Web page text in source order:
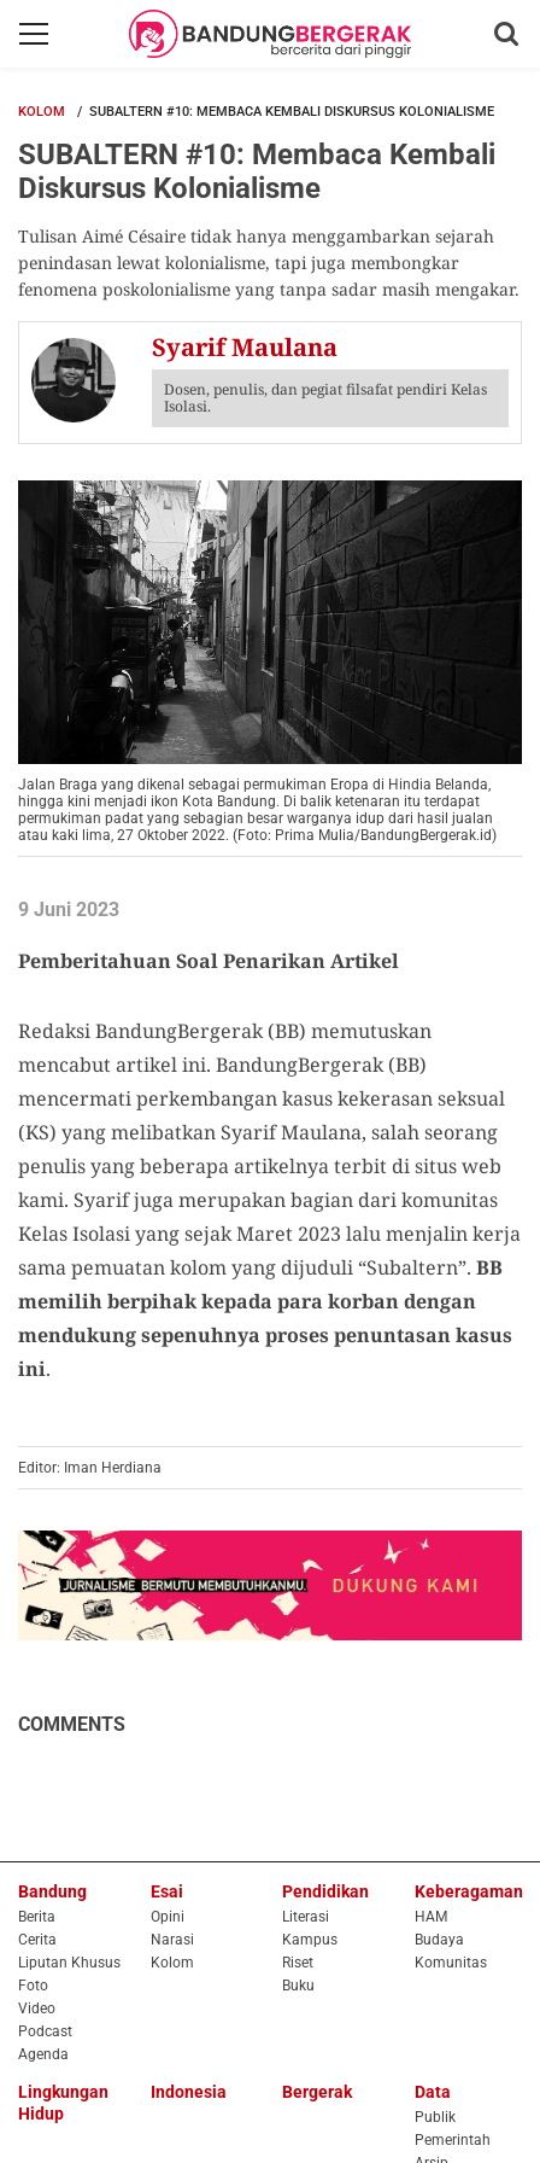
KOLOM SUBALTERN #10: MEMBACA KEMBALI DISKURSUS KOLONIALISME
SUBALTERN #10: Membaca Kembali
Diskursus Kolonialisme
Tulisan Aimé Césaire tidak hanya menggambarkan sejarah
penindasan lewat kolonialisme, tapi juga membongkar
fenomena poskolonialisme yang tanpa sadar masih mengakar.
Syarif Maulana
Dosen, penulis, dan pegiat filsafat pendiri Kelas
Isolasi.
Jalan Braga yang dikenal sebagai permukiman Eropa di Hindia Belanda,
hingga kini menjadi ikon Kota Bandung. Di balik ketenaran itu terdapat
permukiman padat yang sebagian besar warganya idup dari hasil jualan
atau kaki lima, 27 Oktober 2022. (Foto: Prima Mulia/BandungBergerak.id)
9 Juni 2023
Pemberitahuan Soal Penarikan Artikel
Redaksi BandungBergerak (BB) memutuskan
mencabut artikel ini. BandungBergerak (BB)
mencermati perkembangan kasus kekerasan seksual
(KS) yang melibatkan Syarif Maulana, salah seorang
penulis yang beberapa artikelnya terbit di situs web
kami. Syarif juga merupakan bagian dari komunitas
Kelas Isolasi yang sejak Maret 2023 lalu menjalin kerja
sama pemuatan kolom yang dijuduli “Subaltern”. BB
memilih berpihak kepada para korban dengan
mendukung sepenuhnya proses penuntasan kasus
ini.
Editor: Iman Herdiana
COMMENTS
Bandung
Berita
Cerita
Liputan Khusus
Foto
Video
Podcast
Agenda
Esai
Opini
Narasi
Kolom
Pendidikan
Literasi
Kampus
Riset
Buku
Keberagaman
HAM
Budaya
Komunitas
Lingkungan
Hidup
Indonesia Bergerak Data
Publik
Pemerintah